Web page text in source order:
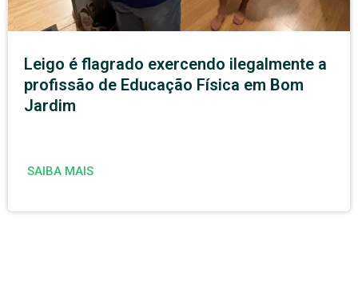
Leigo é flagrado exercendo ilegalmente a
profissão de Educação Física em Bom
Jardim
SAIBA MAIS